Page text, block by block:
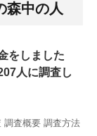
森中の人
をしました
人に調査し
調査概要 調査方法